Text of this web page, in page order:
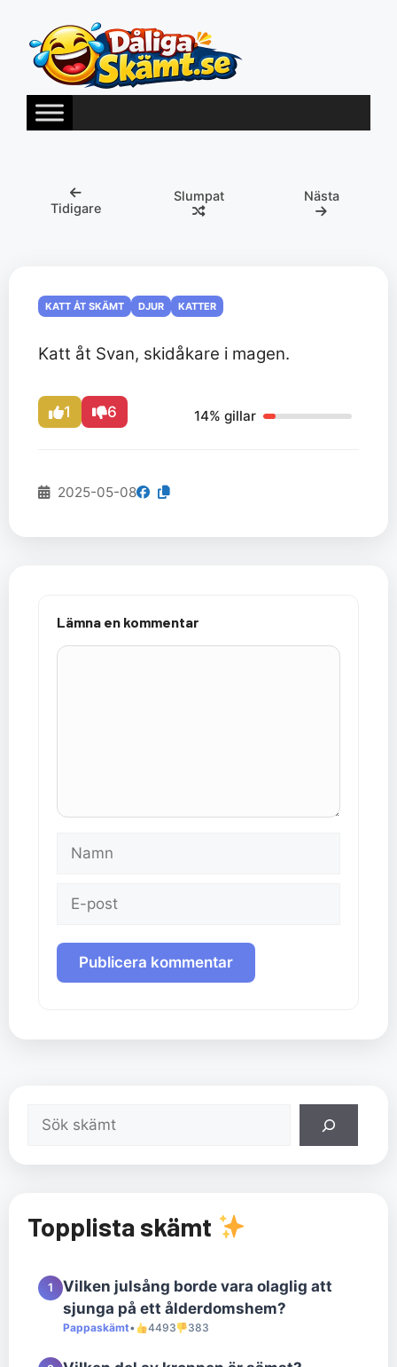
innehåll
Tidigare
Slumpat Nästa
KATT ÅT SKÄMT DJUR KATTER
Katt åt Svan, skidåkare i magen.
1 6 14% gillar
2025-05-08
Lämna en kommentar
Kommentar
Namn
Sök
Topplista skämt
1
Vilken julsång borde vara olaglig att
sjunga på ett ålderdomshem?
Pappaskämt• 4493 383